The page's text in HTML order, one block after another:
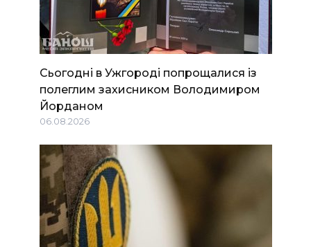
Сьогодні в Ужгороді попрощалися із
полеглим захисником Володимиром
Йорданом
06.08.2026